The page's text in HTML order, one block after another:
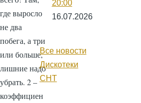
где выросло
не два
побега, а три
или больше,
лишние надо
убрать. 2 –
коэффициен
20:00
16.07.2026
Все новости
Дискотеки
СНТ